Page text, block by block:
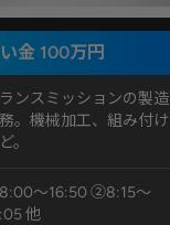
金 100万円
ランスミッションの製造
。機械加工、組み付け
。
～16:50 ②8:15～
他